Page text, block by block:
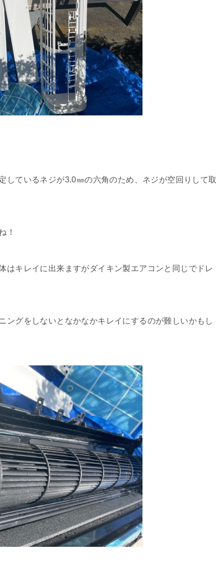
しているネジが3.0㎜の六角のため、ネジが空回りして取
！
はキレイに出来ますがダイキン製エアコンと同じでドレ
ングをしないとなかなかキレイにするのが難しいかもし